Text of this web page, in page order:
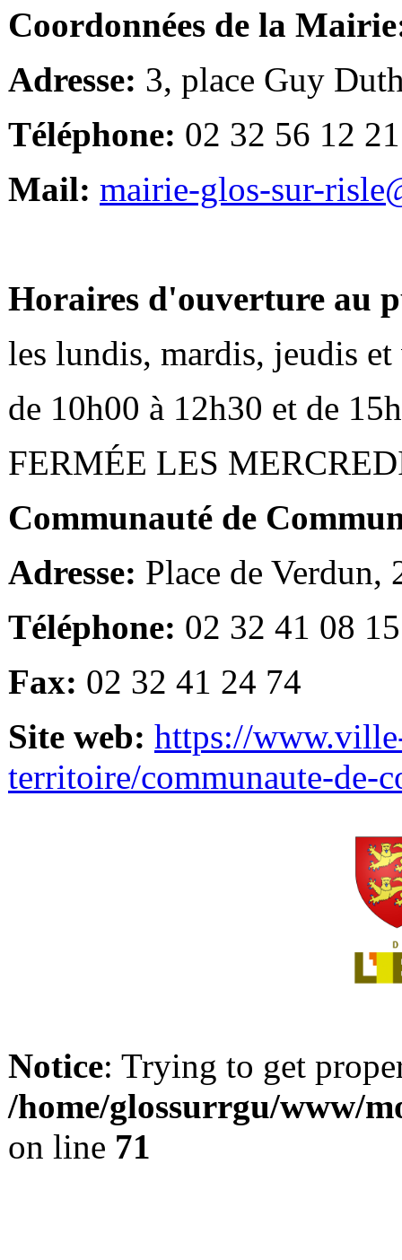
Coordonnées de la
Adresse: 3, place Guy
Téléphone: 02 32 56 12 21
Mail: mairie-glos-sur-
Horaires d'ouverture au
les lundis, mardis, jeudis et
de 10h00 à 12h30 et de
FERMÉE LES
Communauté de
Adresse: Place de Verdun,
Téléphone: 02 32 41 08 15
Fax: 02 32 41 24 74
Site web: https://
territoire/communaute-de-
Notice: Trying to get
/home/glossurrgu/www/
on line 71